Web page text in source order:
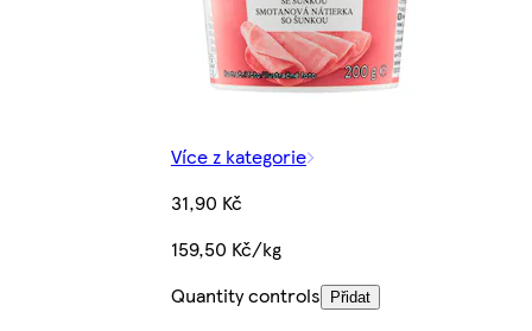
Více z kategorie
31,90 Kč
159,50 Kč/kg
Quantity controls
Přidat